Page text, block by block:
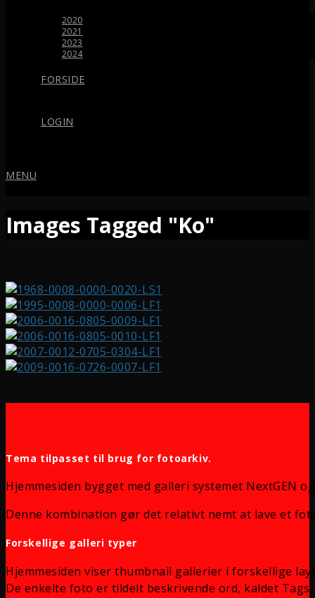
2020
2021
2023
2024
FORSIDE
LOGIN
MENU
Images Tagged "Ko"
Tema tilpasset til brug for fotoarkiv.
Hjemmesiden bygget med galleri systemet NextGEN
Denne kombination gør det relativt nemt at lave et
Forskellige galleri typer
Hjemmesiden viser thumbnail gallerier i forskellige
De enkelte foto er tildelt beskrivende ord, kaldet